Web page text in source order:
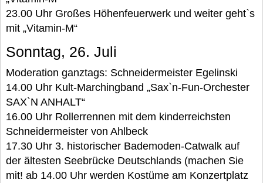
23.00 Uhr Großes Höhenfeuerwerk und weiter geht`s
mit „Vitamin-M“
Sonntag, 26. Juli
Moderation ganztags: Schneidermeister Egelinski
14.00 Uhr Kult-Marchingband „Sax`n-Fun-Orchester
SAX`N ANHALT“
16.00 Uhr Rollerrennen mit dem kinderreichsten
Schneidermeister von Ahlbeck
17.30 Uhr 3. historischer Bademoden-Catwalk auf
der ältesten Seebrücke Deutschlands (machen Sie
mit! ab 14.00 Uhr werden Kostüme am Konzertplatz